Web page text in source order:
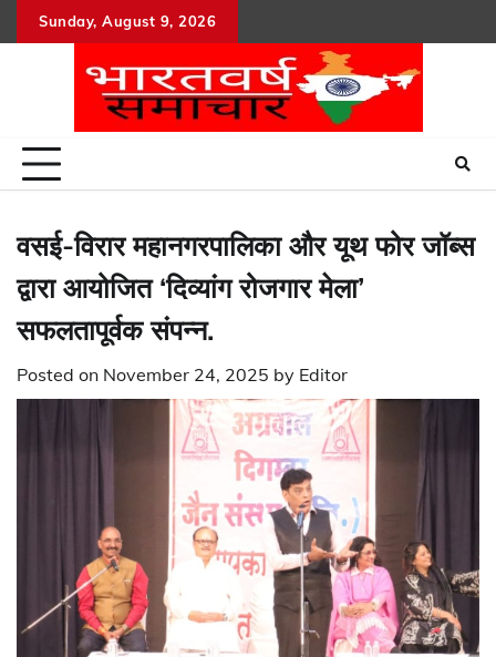
to
Sunday, August 9, 2026
वसई-विरार महानगरपालिका और यूथ फोर जॉब्स
द्वारा आयोजित ‘दिव्यांग रोजगार मेला’
सफलतापूर्वक संपन्न.
Posted on November 24, 2025 by Editor